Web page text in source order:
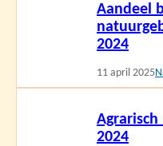
Aandeel
2024
11 april 2025
2024